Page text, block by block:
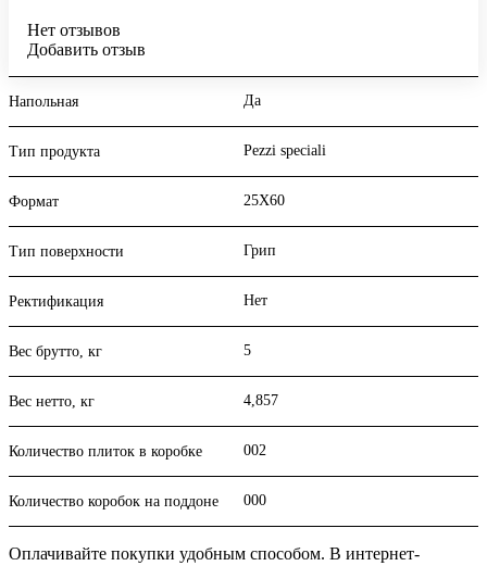
Нет отзывов
Добавить отзыв
Напольная Да
Тип продукта Pezzi speciali
Формат 25X60
Тип поверхности Грип
Ректификация Нет
Вес брутто, кг 5
Вес нетто, кг 4,857
Количество плиток в коробке 002
Количество коробок на поддоне 000
Оплачивайте покупки удобным способом. В интернет-